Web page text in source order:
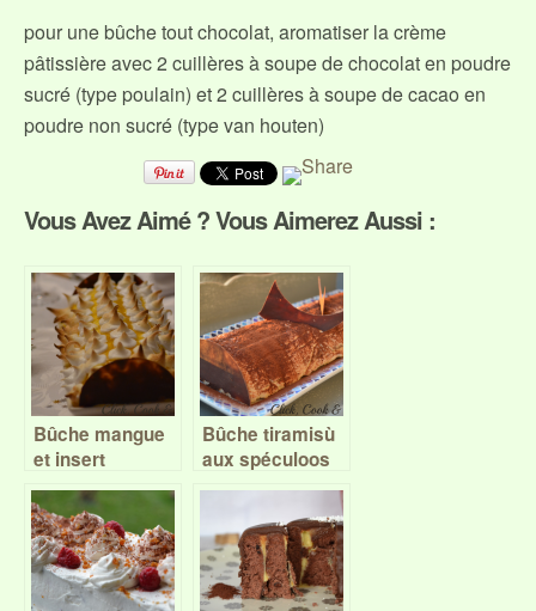
pour une bûche tout chocolat, aromatiser la crème
pâtissière avec 2 cuillères à soupe de chocolat en poudre
sucré (type poulain) et 2 cuillères à soupe de cacao en
poudre non sucré (type van houten)
Vous Avez Aimé ? Vous Aimerez Aussi :
Bûche mangue
et insert
chocolat au lait
Bûche tiramisù
aux spéculoos